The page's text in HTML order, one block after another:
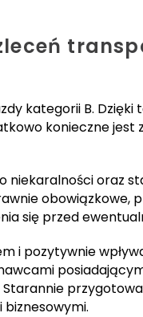
kategorii B. Dzięki
konieczne jest
niekaralności oraz
obowiązkowe,
się przed
i pozytywnie